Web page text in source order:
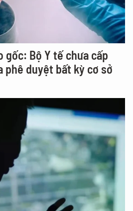
gốc: Bộ Y tế chưa cấp
phê duyệt bất kỳ cơ sở